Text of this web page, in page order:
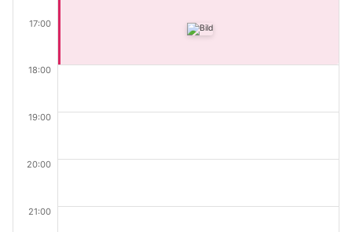
17:00
18:00
19:00
20:00
21:00